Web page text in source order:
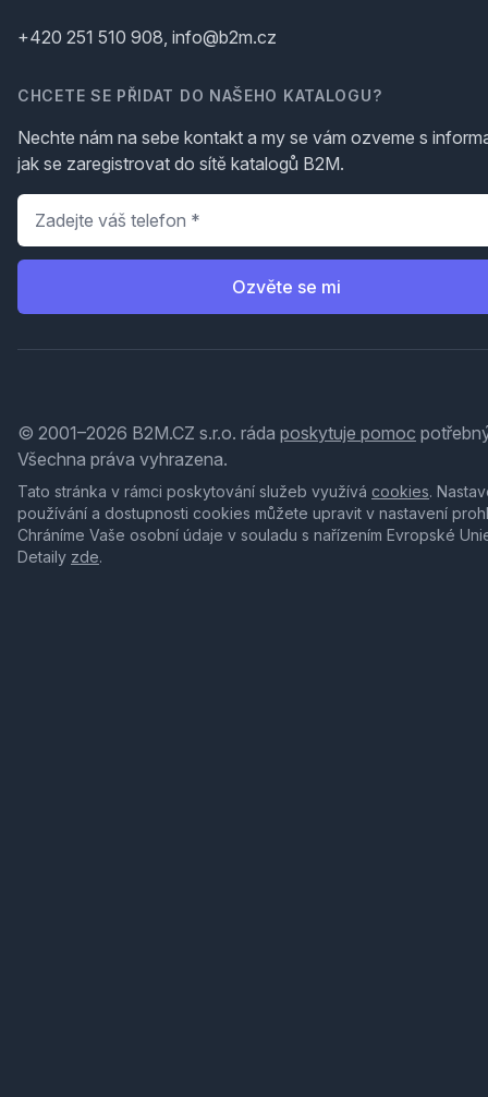
+420 251 510 908, info@b2m.cz
CHCETE SE PŘIDAT DO NAŠEHO KATALOGU?
Nechte nám na sebe kontakt a my se vám ozveme s
jak se zaregistrovat do sítě katalogů B2M.
Telefon
Ozvěte se mi
© 2001–2026 B2M.CZ s.r.o. ráda poskytuje pomoc
Všechna práva vyhrazena.
Tato stránka v rámci poskytování služeb využívá cookies.
používání a dostupnosti cookies můžete upravit v nastavení
Chráníme Vaše osobní údaje v souladu s nařízením Evropské
Detaily zde.